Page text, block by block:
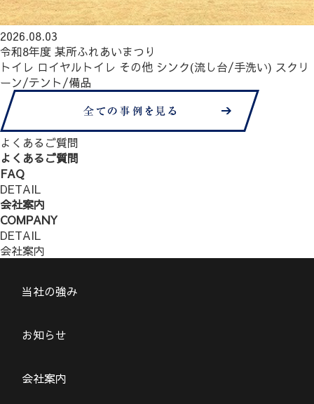
2026.08.03
令和8年度 某所ふれあいまつり
トイレ ロイヤルトイレ その他 シンク(流し台/手洗い) スクリ
ーン/テント/備品
よくあるご質問
よくあるご質問
FAQ
DETAIL
会社案内
COMPANY
DETAIL
会社案内
当社の強み
お知らせ
会社案内